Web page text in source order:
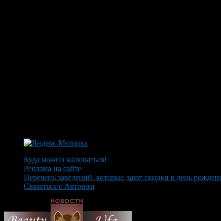
Куда можно жаловаться!
Реклама на сайте
Перечень заведений, которые дают скидки в день
Связаться с Автором